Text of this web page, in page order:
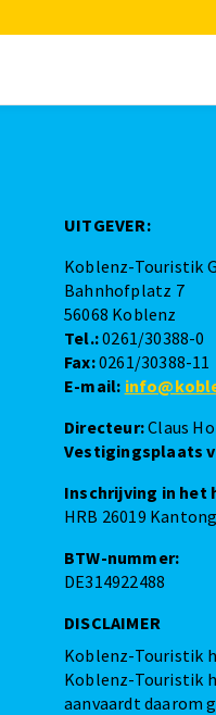
UITGEVER:
Koblenz-Touristik
Bahnhofplatz 7
56068 Koblenz
Tel.:0261/30388-0
Fax:0261/30388-11
E-mail:
Directeur:Claus
Vestigingsplaats
Inschrijving in het
HRB 26019
BTW-nummer:
DE314922488
DISCLAIMER
Koblenz-Touristik
Koblenz-Touristik
aanvaardt daarom